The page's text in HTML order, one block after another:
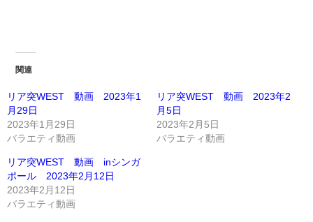
関連
リア突WEST 動画 2023年1
月29日
2023年1月29日
バラエティ動画
リア突WEST 動画 2023年2
月5日
2023年2月5日
バラエティ動画
リア突WEST 動画 inシンガ
ポール 2023年2月12日
2023年2月12日
バラエティ動画